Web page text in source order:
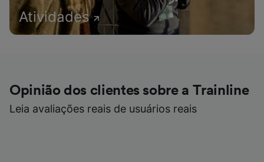
Atividades
Opinião dos clientes sobre a Trainline
Leia avaliações reais de usuários reais